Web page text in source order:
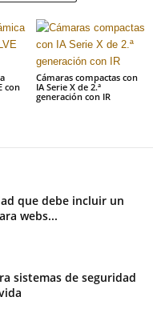
con
Cámaras compactas con
IA Serie X de 2.ª
generación con IR
que debe incluir un
webs...
sistemas de seguridad